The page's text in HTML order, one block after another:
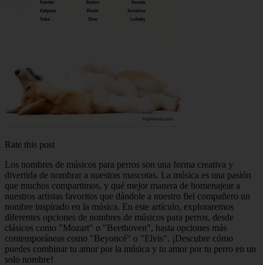
Rate this post
Los nombres de músicos para perros son una forma creativa y
divertida de nombrar a nuestras mascotas. La música es una pasión
que muchos compartimos, y qué mejor manera de homenajear a
nuestros artistas favoritos que dándole a nuestro fiel compañero un
nombre inspirado en la música. En este artículo, exploraremos
diferentes opciones de nombres de músicos para perros, desde
clásicos como "Mozart" o "Beethoven", hasta opciones más
contemporáneas como "Beyoncé" o "Elvis". ¡Descubre cómo
puedes combinar tu amor por la música y tu amor por tu perro en un
solo nombre!